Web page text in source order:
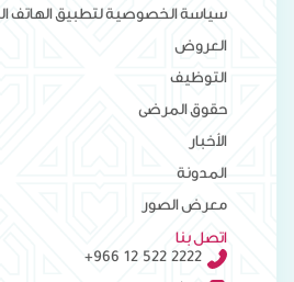
سياسة الخصوصية لتطبيق الهاتف
العروض
التوظيف
حقوق المرضى
الأخبار
المدونة
معرض الصور
اتصل بنا
+966 12 522 2222